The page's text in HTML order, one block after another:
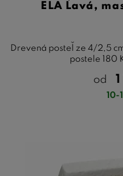
ELA Ľavá,
Drevená posteľ ze 4/2,5
postele 180
od
10-